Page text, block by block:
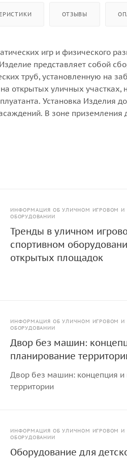
ОТЗЫВЫ
игр и физического
представляет собой
труб, установленную на
открытых уличных
Установка Изделия
В зоне приземления
ИНФОРМАЦИЯ ОБ УЛИЧНОМ ИГРОВОМ И
ОБОРУДОВАНИИ
Тренды в уличном
спортивном
открытых площадок
ИНФОРМАЦИЯ ОБ УЛИЧНОМ ИГРОВОМ И
ОБОРУДОВАНИИ
Двор без машин:
планирование
Двор без машин: концепция и
территории
ИНФОРМАЦИЯ ОБ УЛИЧНОМ ИГРОВОМ И
ОБОРУДОВАНИИ
Оборудование для